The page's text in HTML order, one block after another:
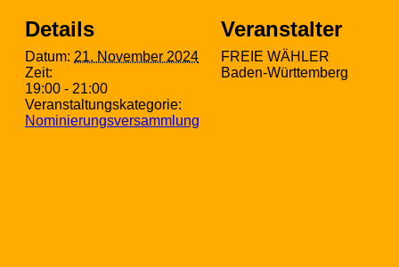
Details
Datum: 21. November 2024
Zeit:
19:00 - 21:00
Veranstaltungskategorie:
Nominierungsversammlung
Veranstalter
FREIE WÄHLER
Baden-Württemberg